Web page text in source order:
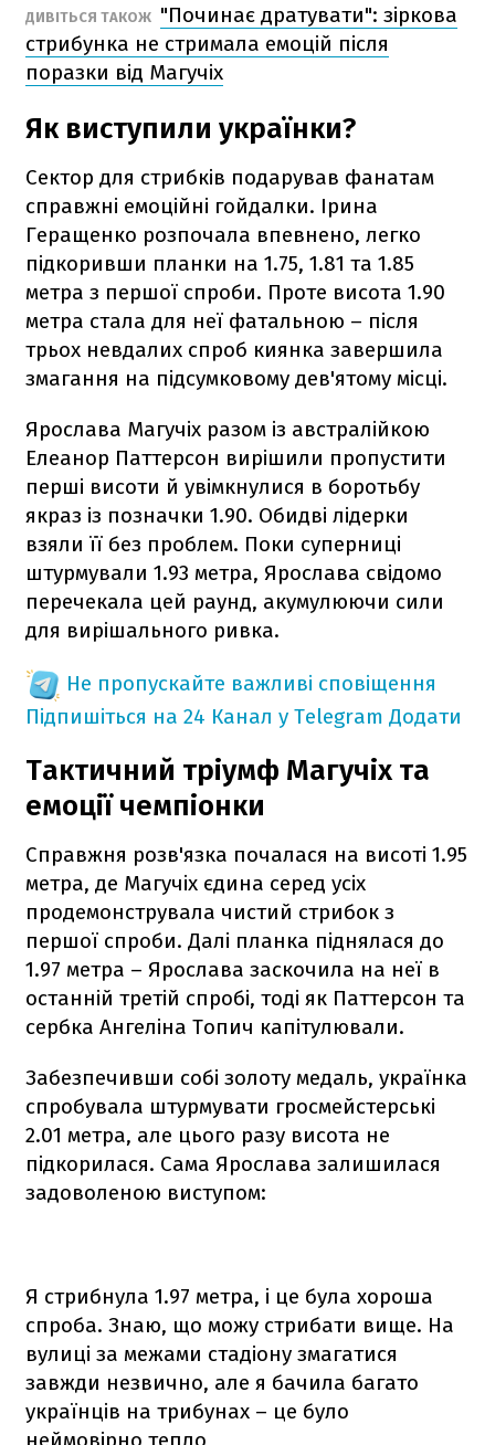
ДИВІТЬСЯ ТАКОЖ "Починає дратувати": зіркова
стрибунка не стримала емоцій після
поразки від Магучіх
Як виступили українки?
Сектор для стрибків подарував фанатам
справжні емоційні гойдалки. Ірина
Геращенко розпочала впевнено, легко
підкоривши планки на 1.75, 1.81 та 1.85
метра з першої спроби. Проте висота 1.90
метра стала для неї фатальною – після
трьох невдалих спроб киянка завершила
змагання на підсумковому дев'ятому місці.
Ярослава Магучіх разом із австралійкою
Елеанор Паттерсон вирішили пропустити
перші висоти й увімкнулися в боротьбу
якраз із позначки 1.90. Обидві лідерки
взяли її без проблем. Поки суперниці
штурмували 1.93 метра, Ярослава свідомо
перечекала цей раунд, акумулюючи сили
для вирішального ривка.
Не пропускайте важливі сповіщення
Підпишіться на 24 Канал у Telegram Додати
Тактичний тріумф Магучіх та
емоції чемпіонки
Справжня розв'язка почалася на висоті 1.95
метра, де Магучіх єдина серед усіх
продемонструвала чистий стрибок з
першої спроби. Далі планка піднялася до
1.97 метра – Ярослава заскочила на неї в
останній третій спробі, тоді як Паттерсон та
сербка Ангеліна Топич капітулювали.
Забезпечивши собі золоту медаль, українка
спробувала штурмувати гросмейстерські
2.01 метра, але цього разу висота не
підкорилася. Сама Ярослава залишилася
задоволеною виступом:
Я стрибнула 1.97 метра, і це була хороша
спроба. Знаю, що можу стрибати вище. На
вулиці за межами стадіону змагатися
завжди незвично, але я бачила багато
українців на трибунах – це було
неймовірно тепло,